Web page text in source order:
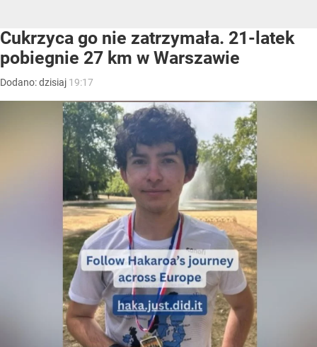
Cukrzyca go nie zatrzymała. 21-latek
pobiegnie 27 km w Warszawie
Dodano:dzisiaj 19:17